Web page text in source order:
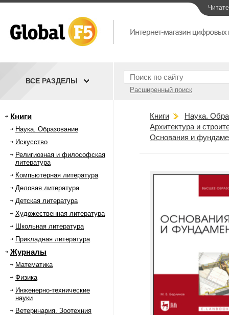
Расширенный поиск
ВСЕ РАЗДЕЛЫ
Книги
Наука. Образование
Искусство
Религиозная и философская
литература
Компьютерная литература
Деловая литература
Детская литература
Художественная литература
Школьная литература
Прикладная литература
Журналы
Математика
Физика
Инженерно-технические
науки
Ветеринария. Зоотехния
Книги
Наука.
Архитектура и
Основания и